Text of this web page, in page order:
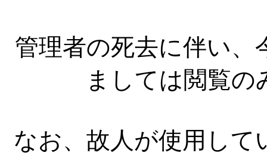
管理者の死去に伴い
ましては閲覧
なお、故人が使用して